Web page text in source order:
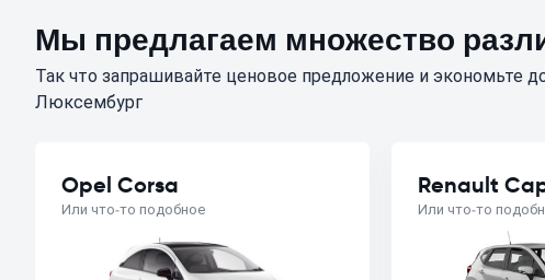
Мы предлагаем множество
Так что запрашивайте ценовое предложение и экономьте
Люксембург
Opel Corsa
Или что-то подобное
Renault
Или что-то